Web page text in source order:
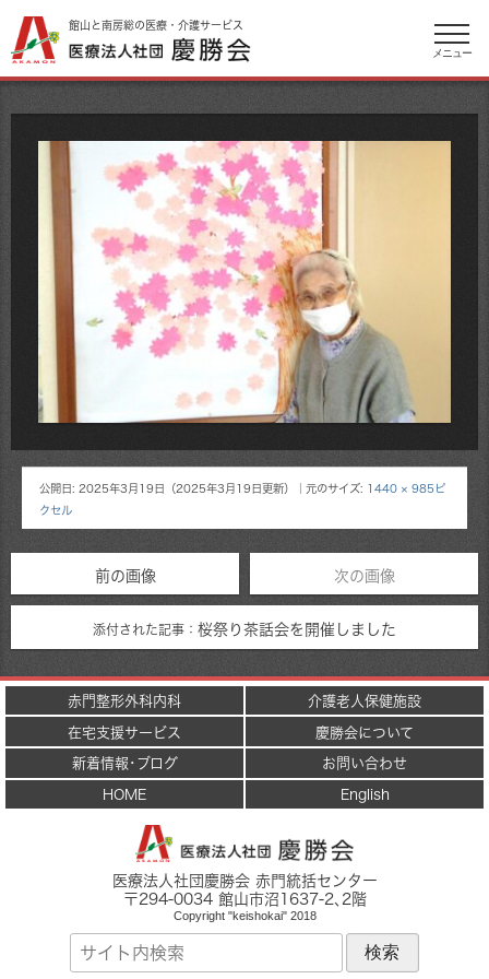
館山と南房総の医療・介護サービス
メニュー
公開日: 2025年3月19日 （2025年3月19日更新） ｜元のサイズ: 1440 × 985ピ
クセル
前の画像 次の画像
添付された記事： 桜祭り茶話会を開催しました
赤門整形外科内科
介護老人保健施設
在宅支援サービス
慶勝会について
新着情報･ブログ
お問い合わせ
HOME
English
医療法人社団慶勝会 赤門統括センター
〒294-0034 館山市沼1637-2､2階
Copyright "keishokai" 2018
サ
ト